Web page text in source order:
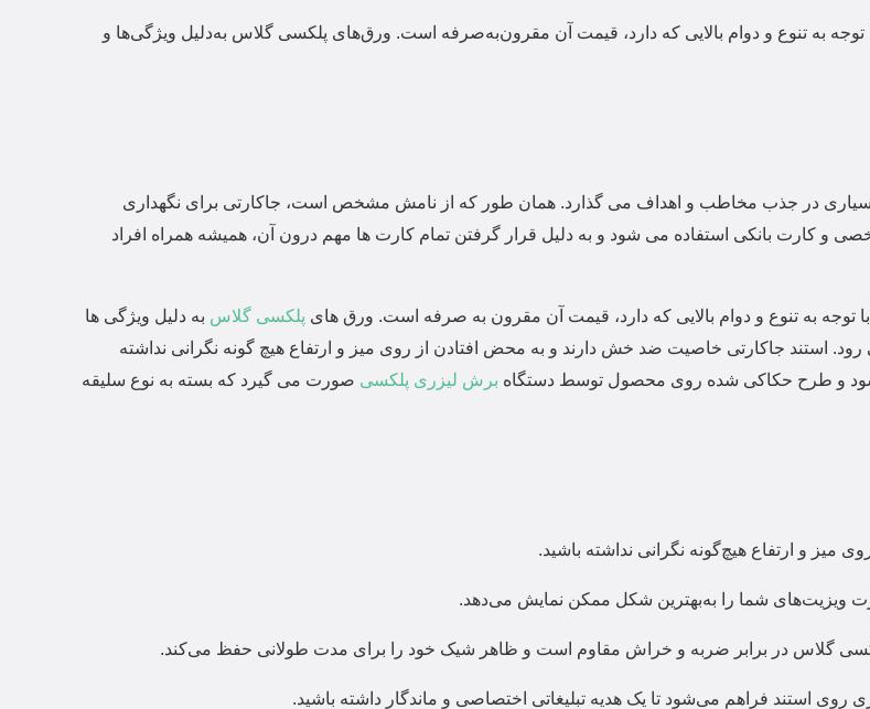
به تنوع و دوام بالایی که دارد، قیمت آن مقرون‌به‌صرفه است. ورق‌های پلکسی گلاس به‌دلیل ویژگی‌ها و
بسیاری در جذب مخاطب و اهداف می گذارد. همان طور که از نامش مشخص است، جاکارتی برای نگهداری
و کارت بانکی استفاده می شود و به دلیل قرار گرفتن تمام کارت ها مهم درون آن، همیشه همراه افراد
توجه به تنوع و دوام بالایی که دارد، قیمت آن مقرون به صرفه است. ورق های پلکسی گلاس به دلیل ویژگی ها
استند جاکارتی خاصیت ضد خش دارند و به محض افتادن از روی میز و ارتفاع هیچ گونه نگرانی نداشته
و طرح حکاکی شده روی محصول توسط دستگاه برش لیزری پلکسی صورت می گیرد که بسته به نوع سلیقه
و ارتفاع هیچ‌گونه نگرانی نداشته باشید.
ویزیت‌های شما را به‌بهترین شکل ممکن نمایش می‌دهد.
گلاس در برابر ضربه و خراش مقاوم است و ظاهر شیک خود را برای مدت طولانی حفظ می‌کند.
روی استند فراهم می‌شود تا یک هدیه تبلیغاتی اختصاصی و ماندگار داشته باشید.